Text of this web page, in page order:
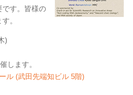
です。皆様の
。
)
します。
ル (武田先端知ビル 5階)